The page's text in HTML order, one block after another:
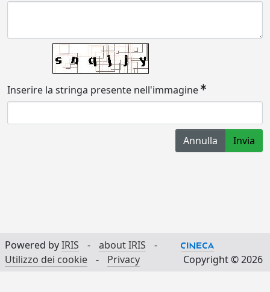
Inserire la stringa presente nell'immagine
Annulla Invia
Powered byIRIS - about IRIS
-
Utilizzo dei cookie
- Privacy Copyright © 2026